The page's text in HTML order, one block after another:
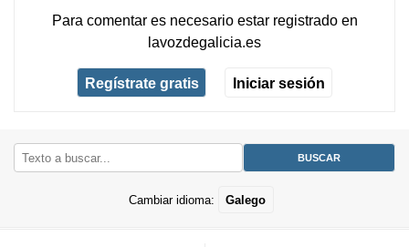
Para comentar es necesario estar registradoen
lavozdegalicia.es
Regístrate gratis Iniciar sesión
Cambiar idioma: Galego